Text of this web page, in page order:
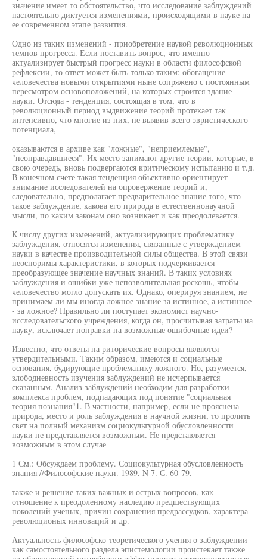
значение имеет то обстоятельство, что исследование заблуждений
настоятельно диктуется изменениями, происходящими в науке на
ее современном этапе развития.
Одно из таких изменений - приобретение наукой революционных
темпов прогресса. Если поставить вопрос, что именно
актуализирует быстрый прогресс науки в области философской
рефлексии, то ответ может быть только таким: обогащение
человечества новыми открытиями ныне сопряжено с постоянным
пересмотром основоположений, на которых строится здание
науки. Отсюда - тенденция, состоящая в том, что в
революционный период выдвижение теорий протекает так
интенсивно, что многие из них, не выявив всего эвристического
потенциала,
оказываются в архиве как "ложные", "неприемлемые",
"неоправдавшиеся". Их место занимают другие теории, которые, в
свою очередь, вновь подвергаются критическому испытанию и т.д.
В конечном счете такая тенденция объективно ориентирует
внимание исследователей на опровержение теорий и,
следовательно, предполагает предварительное знание того, что
такое заблуждение, какова его природа в естественнонаучной
мысли, по каким законам оно возникает и как преодолевается.
К числу других изменений, актуализирующих проблематику
заблуждения, относятся изменения, связанные с утверждением
науки в качестве производительной силы общества. В этой связи
неоспоримы характеристики, в которых подчеркивается
преобразующее значение научных знаний. В таких условиях
заблуждения и ошибки уже непозволительная роскошь, чтобы
человечество могло допускать их. Однако, оперируя знанием, не
принимаем ли мы иногда ложное знание за истинное, а истинное
- за ложное? Правильно ли поступает экономист научно-
исследовательского учреждения, когда он, просчитывая затраты на
науку, исключает поправки на возможные ошибочные идеи?
Известно, что ответы на риторические вопросы являются
утвердительными. Таким образом, имеются и социальные
основания, будирующие проблематику ложного. Но, разумеется,
злободневность изучения заблуждений не исчерпывается
сказанным. Анализ заблуждений необходим для разработки
комплекса проблем, подпадающих под понятие "социальная
теория познания"1. В частности, например, если не прояснена
природа, место и роль заблуждения в научной жизни, то пролить
свет на полный механизм социокультурной обусловленности
науки не представляется возможным. Не представляется
возможным в этом случае
1 См.: Обсуждаем проблему. Социокультурная обусловленность
знания //Философские науки. 1989. N 7. С. 60-79.
также и решение таких важных и острых вопросов, как
отношение к преодоленному наследию предшествующих
поколений ученых, причин сохранения предрассудков, характера
революционых инноваций и др.
Актуальность философско-теоретического учения о заблуждении
как самостоятельного раздела эпистемологии проистекает также